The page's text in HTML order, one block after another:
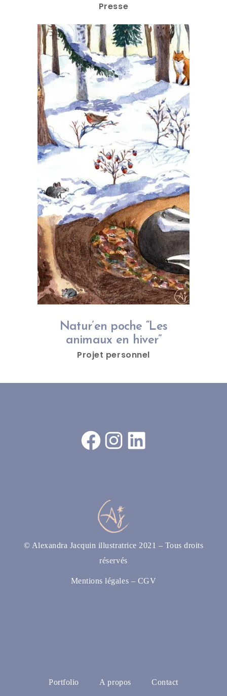
Presse
Natur’en poche “Les
animaux en hiver”
Projet personnel
Facebook Instagram LinkedIn
© Alexandra Jacquin illustratrice 2021 – Tous droits
réservés
Mentions légales – CGV
Portfolio A propos Contact